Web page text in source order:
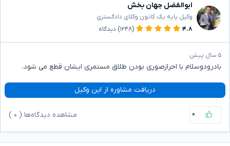
ابوالفضل جهان بخش
وکیل پایه یک کانون وکلای دادگستری
۴.۸
(۱۲۴۸) دیدگاه
۵ سال پیش
بادرودوسلام با احرازصوری بودن طلاق مستمری ایشان قطع می شود.
دریافت مشاوره از این وکیل
۰ مشاهده دیدگاه‌ها ( ۰